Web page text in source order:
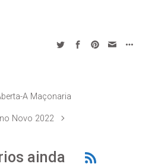
A Maçonaria
Novo 2022
ainda